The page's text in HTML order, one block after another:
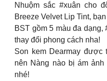
Nhuộm sắc #xuân cho
Breeze Velvet Lip Tint,
BST gồm 5 màu đa
thay đổi phong cách nha!
Son kem Dearmay được
nên Nàng nào bị ám
nhé!